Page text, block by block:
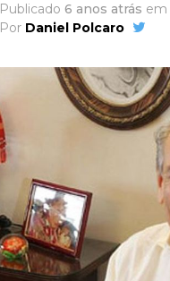
Publicado 6 anos atrás em
Por Daniel Polcaro